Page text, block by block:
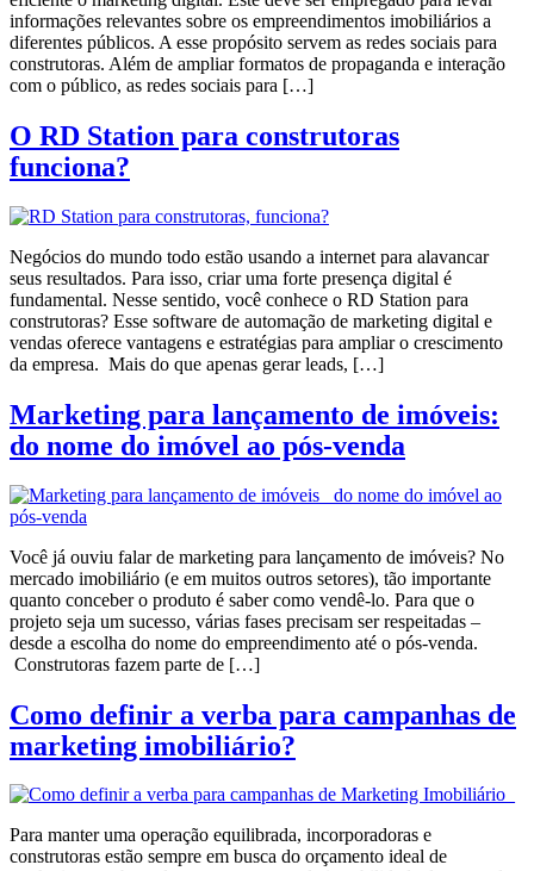
informações relevantes sobre os empreendimentos imobiliários a
diferentes públicos. A esse propósito servem as redes sociais para
construtoras. Além de ampliar formatos de propaganda e interação
com o público, as redes sociais para […]
O RD Station para construtoras
funciona?
Negócios do mundo todo estão usando a internet para alavancar
seus resultados. Para isso, criar uma forte presença digital é
fundamental. Nesse sentido, você conhece o RD Station para
construtoras? Esse software de automação de marketing digital e
vendas oferece vantagens e estratégias para ampliar o crescimento
da empresa. Mais do que apenas gerar leads, […]
Marketing para lançamento de imóveis:
do nome do imóvel ao pós-venda
Você já ouviu falar de marketing para lançamento de imóveis? No
mercado imobiliário (e em muitos outros setores), tão importante
quanto conceber o produto é saber como vendê-lo. Para que o
projeto seja um sucesso, várias fases precisam ser respeitadas –
desde a escolha do nome do empreendimento até o pós-venda.
Construtoras fazem parte de […]
Como definir a verba para campanhas de
marketing imobiliário?
Para manter uma operação equilibrada, incorporadoras e
construtoras estão sempre em busca do orçamento ideal de